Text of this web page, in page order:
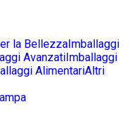
la BellezzaImballaggi
AvanzatiImballaggi
AlimentariAltri